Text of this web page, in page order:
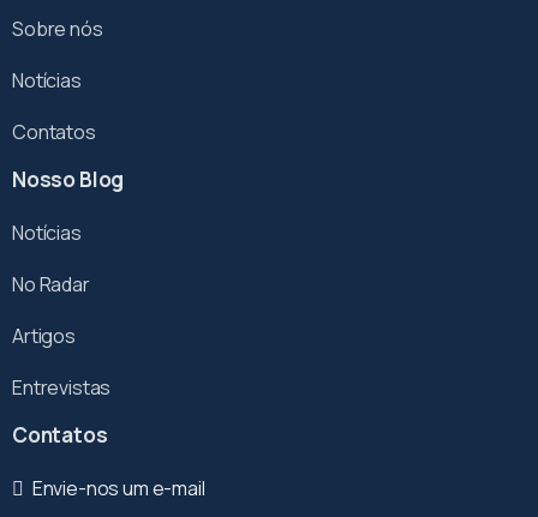
Sobre nós
Notícias
Contatos
Nosso Blog
Notícias
No Radar
Artigos
Entrevistas
Contatos
Envie-nos um e-mail